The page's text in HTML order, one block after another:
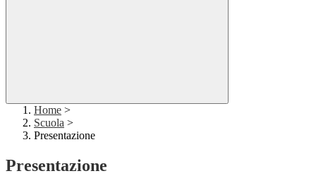
Home >
Scuola >
Presentazione
Presentazione